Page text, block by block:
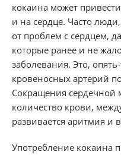
кокаина может
и на сердце. Часто
от проблем с сердцем,
которые ранее и не
заболевания. Это,
кровеносных артерий
Сокращения сердечной
количество крови,
развивается аритмия и
Употребление кокаина